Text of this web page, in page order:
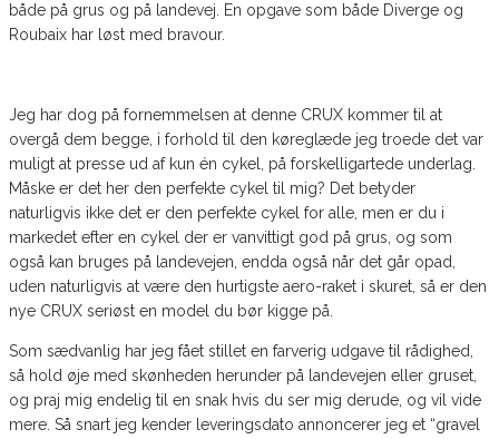
både på grus og på landevej. En opgave som både Diverge og
Roubaix har løst med bravour.
Jeg har dog på fornemmelsen at denne CRUX kommer til at
overgå dem begge, i forhold til den køreglæde jeg troede det var
muligt at presse ud af kun én cykel, på forskelligartede underlag.
Måske er det her den perfekte cykel til mig? Det betyder
naturligvis ikke det er den perfekte cykel for alle, men er du i
markedet efter en cykel der er vanvittigt god på grus, og som
også kan bruges på landevejen, endda også når det går opad,
uden naturligvis at være den hurtigste aero-raket i skuret, så er den
nye CRUX seriøst en model du bør kigge på.
Som sædvanlig har jeg fået stillet en farverig udgave til rådighed,
så hold øje med skønheden herunder på landevejen eller gruset,
og praj mig endelig til en snak hvis du ser mig derude, og vil vide
mere. Så snart jeg kender leveringsdato annoncerer jeg et “gravel